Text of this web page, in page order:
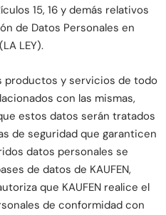
15, 16 y demás relativos
de Datos Personales en
LEY).
productos y servicios de todo
con las mismas,
estos datos serán tratados
de seguridad que garanticen
datos personales se
de datos de KAUFEN,
que KAUFEN realice el
de conformidad con